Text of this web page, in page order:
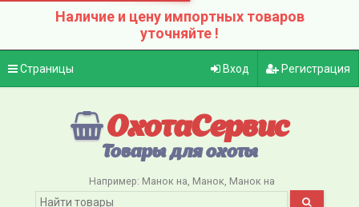
Наличие и цену импортных товаров
уточняйте !
Страницы Вход Регистрация
ОхотаСервис
Товары для охоты
Например: Манок на Манок Манок на